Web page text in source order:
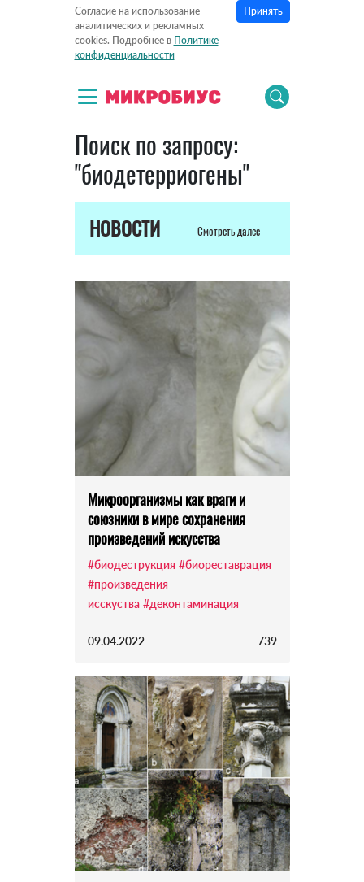
Согласие на использование
аналитических и рекламных
cookies. Подробнее в Политике
конфиденциальности
Принять
Поиск по запросу:
"биодетерриогены"
НОВОСТИ Смотреть далее
Микроорганизмы как враги и
союзники в мире сохранения
произведений искусства
#биодеструкция #биореставрация
#произведения
исскуства #деконтаминация
09.04.2022 739